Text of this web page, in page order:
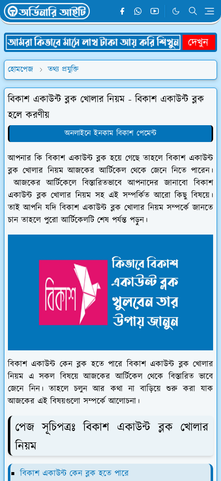
হোমপেজ তথ্য প্রযুক্তি
বিকাশ একাউন্ট ব্লক খোলার নিয়ম - বিকাশ একাউন্ট ব্লক
হলে করণীয়
অনলাইনে ইনকাম বিকাশ পেমেন্ট
আপনার কি বিকাশ একাউন্ট ব্লক হয়ে গেছে তাহলে বিকাশ একাউন্ট
ব্লক খোলার নিয়ম আজকের আর্টিকেল থেকে জেনে নিতে পারেন।
আজকের আর্টিকেলে বিস্তারিতভাবে আপনাদের জানাবো বিকাশ
একাউন্ট ব্লক খোলার নিয়ম সহ এই সম্পর্কিত আরো কিছু বিষয়ে।
তাই আপনি যদি বিকাশ একাউন্ট ব্লক খোলার নিয়ম সম্পর্কে জানতে
চান তাহলে পুরো আর্টিকেলটি শেষ পর্যন্ত পড়ুন।
বিকাশ একাউন্ট কেন ব্লক হতে পারে বিকাশ একাউন্ট ব্লক খোলার
নিয়ম এ সকল বিষয়ে আজকের আর্টিকেল থেকে বিস্তারিত ভাবে
জেনে নিন। তাহলে চলুন আর কথা না বাড়িয়ে শুরু করা যাক
আজকের এই বিষয়গুলো সম্পর্কে আলোচনা।
পেজ সূচিপত্রঃ বিকাশ একাউন্ট ব্লক খোলার
নিয়ম
বিকাশ একাউন্ট কেন ব্লক হতে পারে